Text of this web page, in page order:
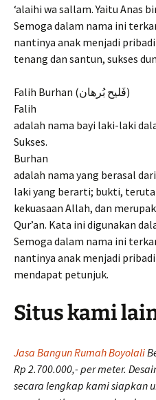
‘alaihi wa sallam. Yaitu Anas
Semoga dalam nama ini
nantinya anak menjadi
tenang dan santun, sukses
Falih Burhan (فَليح بُرهان)
Falih
adalah nama bayi laki-laki
Sukses.
Burhan
adalah nama yang berasal
laki yang berarti; bukti,
kekuasaan Allah, dan
Qur’an. Kata ini digunakan
Semoga dalam nama ini
nantinya anak menjadi
mendapat petunjuk.
Situs kami
Jasa Bangun Rumah Boyolali
Rp 2.700.000,- per meter.
secara lengkap kami siapkan